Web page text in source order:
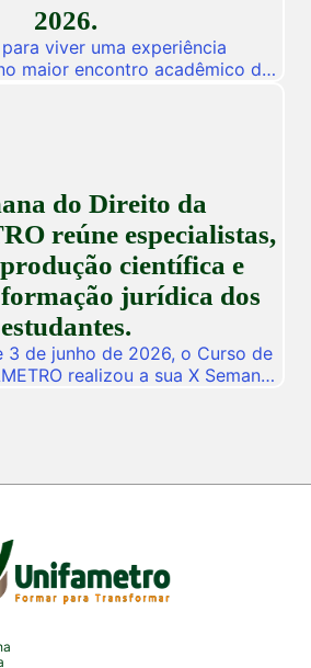
2026.
viver uma experiência
maior encontro acadêmico da
De 03 a 05 de Novembro de
abre suas portas para a
2026, um evento presencial
a inovação, a troca de
e a disseminação de
Com o propósito central
de […]
do Direito da
reúne especialistas,
científica e
jurídica dos
estudantes.
3 de junho de 2026, o Curso de
realizou a sua X Semana
do Direito e convidados